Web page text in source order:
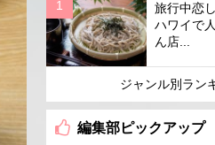
旅行中恋
ハワイで
ん店...
ジャンル別ラン
編集部ピックアップ